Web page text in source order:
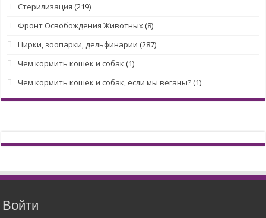
Стерилизация (219)
Фронт Освобождения Животных(8)
Цирки, зоопарки, дельфинарии (287)
Чем кормить кошек и собак (1)
Чем кормить кошек и собак, если мы веганы?(1)
Войти